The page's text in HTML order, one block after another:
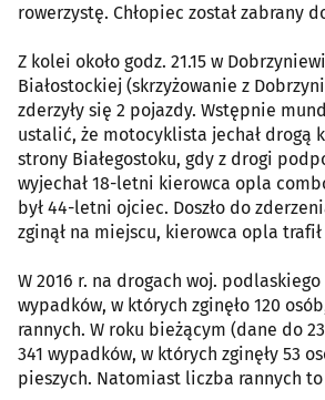
rowerzystę. Chłopiec został zabrany
Z kolei około godz. 21.15 w
Białostockiej (skrzyżowanie z
zderzyły się 2 pojazdy. Wstępnie
ustalić, że motocyklista jechał drogą
strony Białegostoku, gdy z drogi
wyjechał 18-letni kierowca opla
był 44-letni ojciec. Doszło do
zginął na miejscu, kierowca opla
W 2016 r. na drogach woj. podlaskiego
wypadków, w których zginęło 120
rannych. W roku bieżącym (dane do
341 wypadków, w których zginęły 53
pieszych. Natomiast liczba rannych to